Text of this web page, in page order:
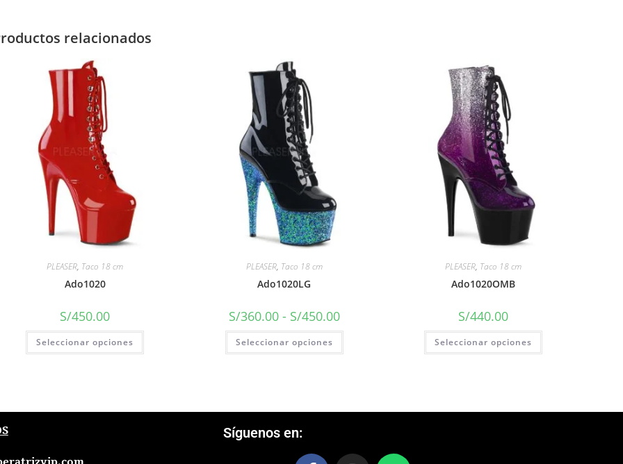
relacionados
PLEASER, Taco 18 cm
Ado1020
S/450.00
Seleccionar opciones
PLEASER, Taco 18 cm
Ado1020LG
S/360.00 - S/450.00
Seleccionar opciones
PLEASER, Taco 18 cm
Ado1020OMB
S/440.00
Seleccionar opciones
Síguenos en: